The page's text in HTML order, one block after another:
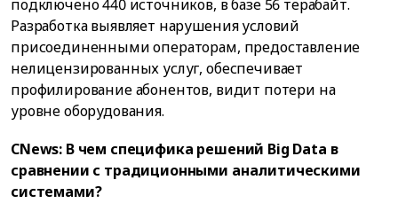
подключено 440 источников, в базе 56 терабайт.
Разработка выявляет нарушения условий
присоединенными операторам, предоставление
нелицензированных услуг, обеспечивает
профилирование абонентов, видит потери на
уровне оборудования.
CNews: В чем специфика решений Big Data в
сравнении с традиционными аналитическими
системами?